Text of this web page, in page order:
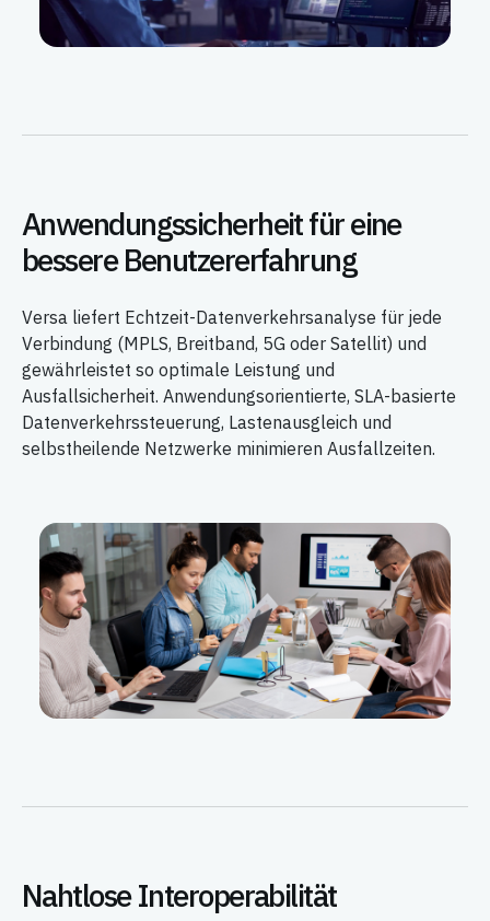
Anwendungssicherheit für eine
bessere Benutzererfahrung
Versa liefert Echtzeit-Datenverkehrsanalyse für jede
Verbindung (MPLS, Breitband, 5G oder Satellit) und
gewährleistet so optimale Leistung und
Ausfallsicherheit. Anwendungsorientierte, SLA-basierte
Datenverkehrssteuerung, Lastenausgleich und
selbstheilende Netzwerke minimieren Ausfallzeiten.
Nahtlose Interoperabilität